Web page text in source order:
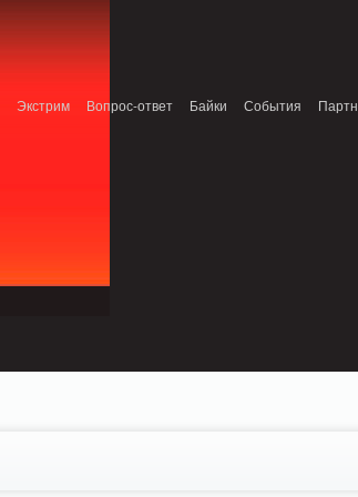
Экстрим Вопрос-ответ Байки События